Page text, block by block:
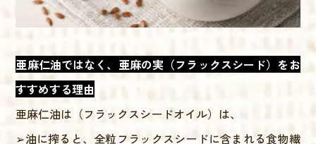
亜麻仁油ではなく、亜麻の実（フラックスシード）をお
すすめする理由
亜麻仁油は（フラックスシードオイル）は、
➢油に搾ると、全粒フラックスシードに含まれる食物繊